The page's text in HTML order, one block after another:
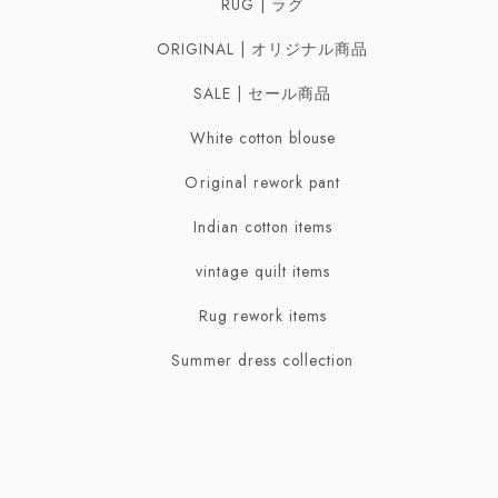
Necklaces | ネックレス
Bracelet | ブレスレット・バングル
Broach | ブローチ
ORIGINAL | オリジナル商品
SALE | セール商品
White cotton blouse
Original rework pant
Indian cotton items
vintage quilt items
Rug rework items
Summer dress collection